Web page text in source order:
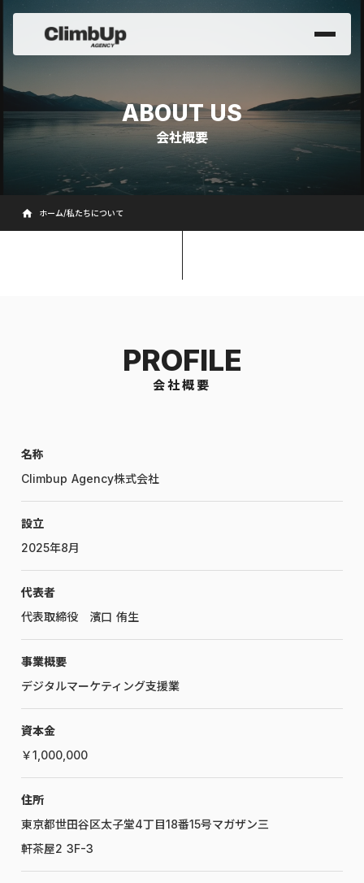
ABOUT US
会社概要
home ホーム/私たちについて
PROFILE
会社概要
名称
Climbup Agency株式会社
設立
2025年8月
代表者
代表取締役 濱口 侑生
事業概要
デジタルマーケティング支援業
資本金
￥1,000,000
住所
東京都世田谷区太子堂4丁目18番15号マガザン三
軒茶屋2 3F-3